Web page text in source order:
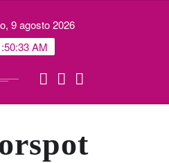
9 agosto 2026
AM